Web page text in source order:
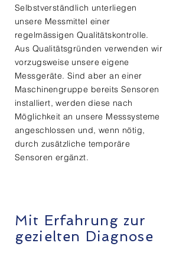
Selbstverständlich unterliegen
unsere Messmittel einer
regelmässigen Qualitätskontrolle.
Aus Qualitätsgründen verwenden wir
vorzugsweise unsere eigene
Messgeräte. Sind aber an einer
Maschinengruppe bereits Sensoren
installiert, werden diese nach
Möglichkeit an unsere Messsysteme
angeschlossen und, wenn nötig,
durch zusätzliche temporäre
Sensoren ergänzt.
Mit Erfahrung zur
gezielten Diagnose